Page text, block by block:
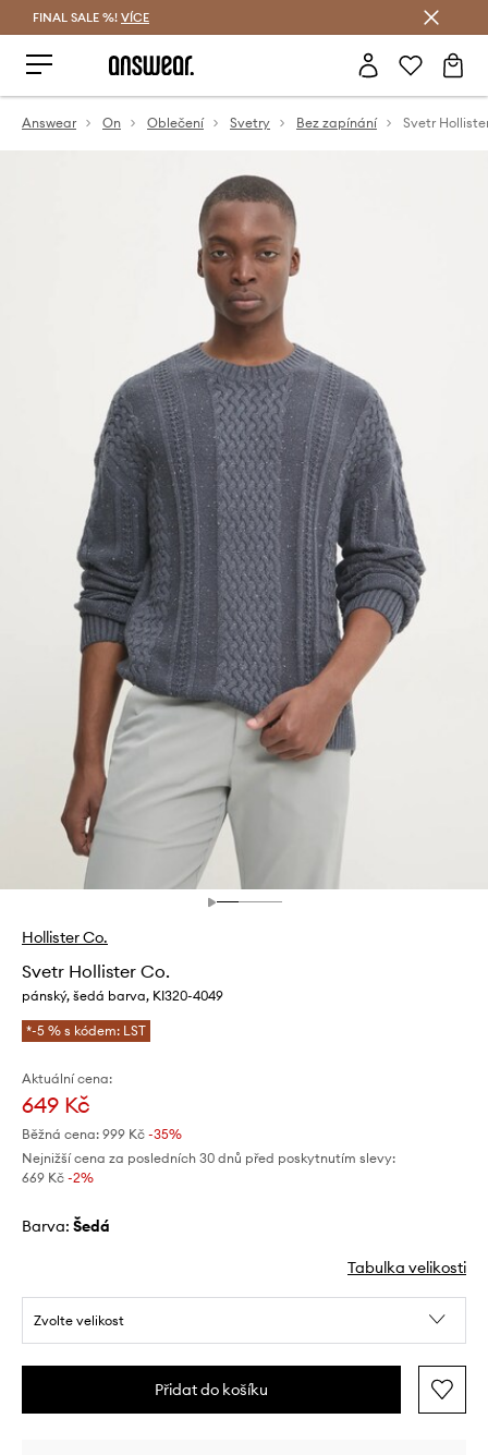
FINAL SALE %! VÍCE
Answear On Oblečení Svetry Bez zapínání Svetr
Hollister Co.
Svetr Hollister Co.
pánský, šedá barva, KI320-4049
*-5 % s kódem: LST
Aktuální cena:
649 Kč
Běžná cena: 999 Kč -35%
Nejnižší cena za posledních 30 dnů před poskytnutím slevy:
669 Kč -2%
Barva: šedá
Tabulka velikosti
Zvolte velikost
Přidat do košíku